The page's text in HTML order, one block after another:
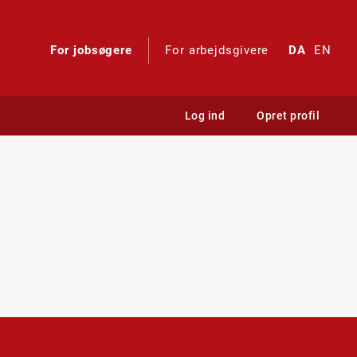
For jobsøgere For arbejdsgivere DA EN
Log ind Opret profil